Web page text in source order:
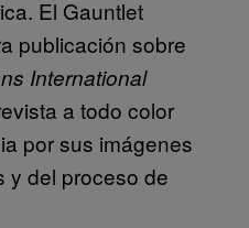
El Gauntlet
publicación sobre
International
a todo color
por sus imágenes
y del proceso de